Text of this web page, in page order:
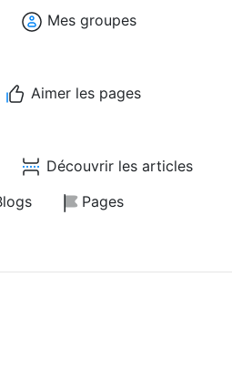
Mes groupes
Aimer les pages
Découvrir les articles
Pages